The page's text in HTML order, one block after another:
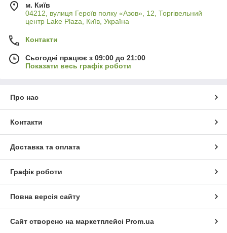
м. Київ
04212, вулиця Героїв полку «Азов», 12, Торгівельний
центр Lake Plaza, Київ, Україна
Контакти
Сьогодні працює з 09:00 до 21:00
Показати весь графік роботи
Про нас
Контакти
Доставка та оплата
Графік роботи
Повна версія сайту
Сайт створено на маркетплейсі Prom.ua